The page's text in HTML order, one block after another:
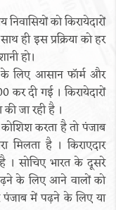
को किरायेदारों
ही इस प्रक्रिया को हर
हो।
के लिए आसान फॉर्म और
दी गई । किरायेदारों
जा रही है ।
करता है तो पंजाब
मिलता है । किराएदार
। सोचिए भारत के दूसरे
के लिए आने वालों को
में पढ़ने के लिए या